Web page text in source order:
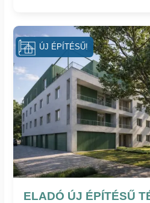
ELADÓ ÚJ ÉPÍTÉSŰ
ÚJ ÉPÍTÉSŰ!